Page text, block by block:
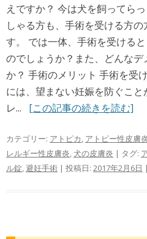
えですか？ 今は犬を飼ってら
しゃる方も、手術を受ける方
す。 では一体、手術を受ける
のでしょうか？また、どんなデ
か？ 手術のメリット 手術を受
には、望まない妊娠を防ぐこと
レ... [この記事の続きを読む]
カテゴリー: アトピカ, アトピー性皮膚
レルギー性皮膚炎, 犬の皮膚炎 | タグ:
ル錠,避妊手術 | 投稿日: 2017年2月6日 |